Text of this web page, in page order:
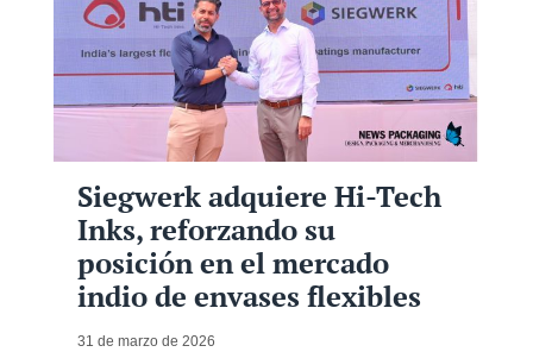
Siegwerk adquiere Hi-Tech
Inks, reforzando su
posición en el mercado
indio de envases flexibles
31 de marzo de 2026